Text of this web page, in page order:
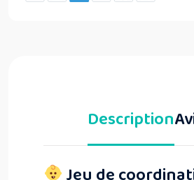
Description